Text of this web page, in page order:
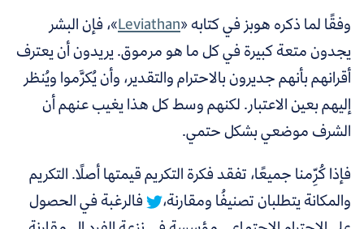
وفقًا لما ذكره هوبز في كتابه «Leviathan
»، فإن البشر
يجدون متعة كبيرة في كل ما هو مرموق. يريدون أن يعترف
أقرانهم بأنهم جديرون بالاحترام والتقدير، وأن يُكرَّموا ويُنظر
إليهم بعين الاعتبار. لكنهم وسط كل هذا يغيب عنهم أن
الشرف موضعي بشكل حتمي.
فإذا كُرِّمنا جميعًا، تفقد فكرة التكريم قيمتها أصلًا. التكريم
والمكانة يتطلبان تصنيفُا ومقارنة،
فالرغبة في الحصول